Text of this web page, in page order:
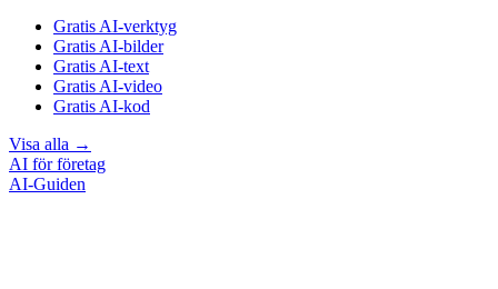
Gratis AI-verktyg
Gratis AI-bilder
Gratis AI-text
Gratis AI-video
Gratis AI-kod
Visa alla →
AI för företag
AI-Guiden